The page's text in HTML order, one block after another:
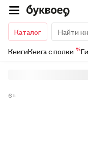
Каталог
КнигиКнига с полки %
6+